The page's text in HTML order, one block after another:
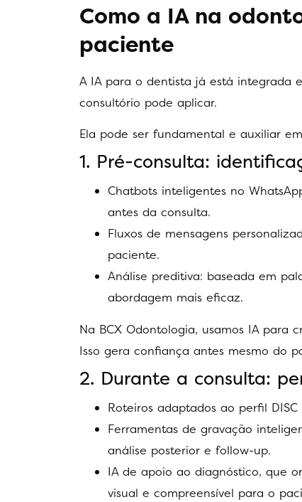
Como a IA na
paciente
A IA para o dentista já está integrada
consultório pode aplicar.
Ela pode ser fundamental e auxiliar
1. Pré-consulta:
Chatbots inteligentes no
antes da consulta.
Fluxos de mensagens
paciente.
Análise preditiva: baseada em
abordagem mais eficaz.
Na BCX Odontologia, usamos IA para
Isso gera confiança antes mesmo do
2. Durante a consulta:
Roteiros adaptados ao perfil
Ferramentas de gravação
análise posterior e follow-up.
IA de apoio ao diagnóstico, que
visual e compreensível para o